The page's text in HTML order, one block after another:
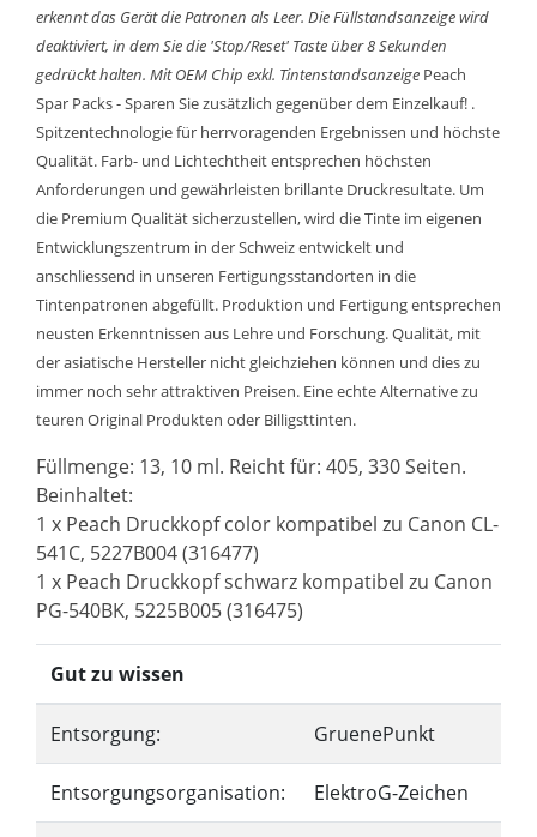
erkennt das Gerät die Patronen als Leer. Die Füllstandsanzeige wird
deaktiviert, in dem Sie die 'Stop/Reset' Taste über 8 Sekunden
gedrückt halten. Mit OEM Chip exkl. Tintenstandsanzeige Peach
Spar Packs - Sparen Sie zusätzlich gegenüber dem Einzelkauf! .
Spitzentechnologie für herrvoragenden Ergebnissen und höchste
Qualität. Farb- und Lichtechtheit entsprechen höchsten
Anforderungen und gewährleisten brillante Druckresultate. Um
die Premium Qualität sicherzustellen, wird die Tinte im eigenen
Entwicklungszentrum in der Schweiz entwickelt und
anschliessend in unseren Fertigungsstandorten in die
Tintenpatronen abgefüllt. Produktion und Fertigung entsprechen
neusten Erkenntnissen aus Lehre und Forschung. Qualität, mit
der asiatische Hersteller nicht gleichziehen können und dies zu
immer noch sehr attraktiven Preisen. Eine echte Alternative zu
teuren Original Produkten oder Billigsttinten.
Füllmenge: 13, 10 ml. Reicht für: 405, 330 Seiten.
Beinhaltet:
1 x Peach Druckkopf color kompatibel zu Canon CL-
541C, 5227B004 (316477)
1 x Peach Druckkopf schwarz kompatibel zu Canon
PG-540BK, 5225B005 (316475)
Gut zu wissen
Entsorgung: GruenePunkt
Entsorgungsorganisation: ElektroG-Zeichen